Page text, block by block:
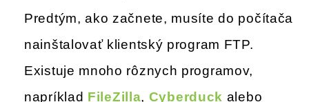
Predtým, ako začnete, musíte do počítača
nainštalovať klientský program FTP.
Existuje mnoho rôznych programov,
napríklad FileZilla, Cyberduck alebo